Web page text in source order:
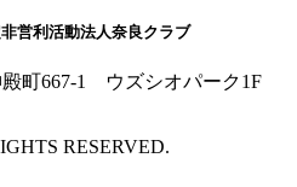
営利活動法人奈良クラブ
町667-1
ウズシオパーク1F
RESERVED.